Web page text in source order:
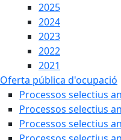
2025
2024
2023
2022
2021
Oferta pública d'ocupació
Processos selectius
Processos selectius
Processos selectius